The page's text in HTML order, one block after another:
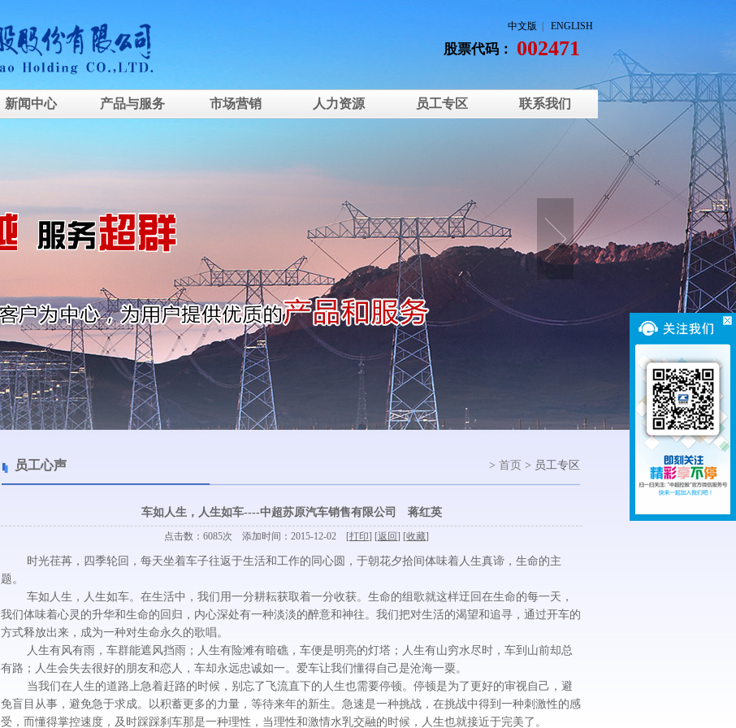
中文版 ENGLISH
股票代码： 002471
新闻中心 产品与服务 市场营销 人力资源 员工专区 联系我们
员工心声 > 首页 > 员工专区
车如人生，人生如车----中超苏原汽车销售有限公司 蒋红英
点击数：6085次 添加时间：2015-12-02 [打印] [返回] [收藏]
时光荏苒，四季轮回，每天坐着车子往返于生活和工作的同心圆，于朝花夕拾间体味着人生真谛，生命的主
题。
车如人生，人生如车。在生活中，我们用一分耕耘获取着一分收获。生命的组歌就这样迂回在生命的每一天，
我们体味着心灵的升华和生命的回归，内心深处有一种淡淡的醉意和神往。我们把对生活的渴望和追寻，通过开车的
方式释放出来，成为一种对生命永久的歌唱。
人生有风有雨，车群能遮风挡雨；人生有险滩有暗礁，车便是明亮的灯塔；人生有山穷水尽时，车到山前却总
有路；人生会失去很好的朋友和恋人，车却永远忠诚如一。爱车让我们懂得自己是沧海一粟。
当我们在人生的道路上急着赶路的时候，别忘了飞流直下的人生也需要停顿。停顿是为了更好的审视自己，避
免盲目从事，避免急于求成。以积蓄更多的力量，等待来年的新生。急速是一种挑战，在挑战中得到一种刺激性的感
受，而懂得掌控速度，及时踩踩刹车那是一种理性，当理性和激情水乳交融的时候，人生也就接近于完美了。